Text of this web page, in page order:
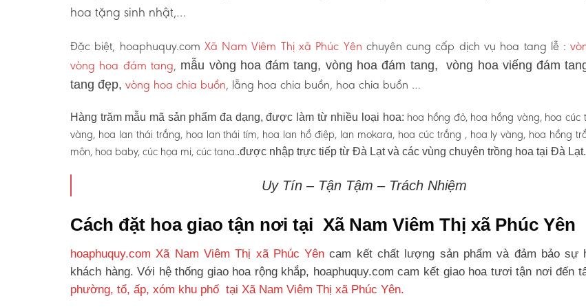
hoa tặng sinh nhật,…
Đặc biệt, hoaphuquy.com Xã Nam Viêm Thị xã Phúc Yên chuyên cung cấp dịch vụ hoa tang lễ :
vòng hoa đám tang, mẫu vòng hoa đám tang, vòng hoa đám tang, vòng hoa viếng đám
tang đẹp, vòng hoa chia buồn, lẵng hoa chia buồn, hoa chia buồn …
Hàng trăm mẫu mã sản phẩm đa dạng, được làm từ nhiều loại hoa: hoa hồng đỏ, hoa hồng vàng, hoa cúc
vàng, hoa lan thái trắng, hoa lan thái tím, hoa lan hồ điệp, lan mokara, hoa cúc trắng , hoa ly vàng, hoa hồng
môn, hoa baby, cúc họa mi, cúc tana..được nhập trực tiếp từ Đà Lạt và các vùng chuyên trồng hoa tại Đà Lạt.
Uy Tín – Tận Tậm – Trách Nhiệm
Cách đặt hoa giao tận nơi tại Xã Nam Viêm Thị xã Phúc Yên
hoaphuquy.com Xã Nam Viêm Thị xã Phúc Yên cam kết chất lượng sản phẩm và đảm bảo sự
khách hàng. Với hệ thống giao hoa rộng khắp, hoaphuquy.com cam kết giao hoa tươi tận nơi đến
phường, tổ, ấp, xóm khu phố tại Xã Nam Viêm Thị xã Phúc Yên.